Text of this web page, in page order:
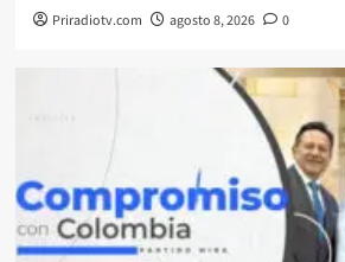
Priradiotv.com agosto 8, 2026 0